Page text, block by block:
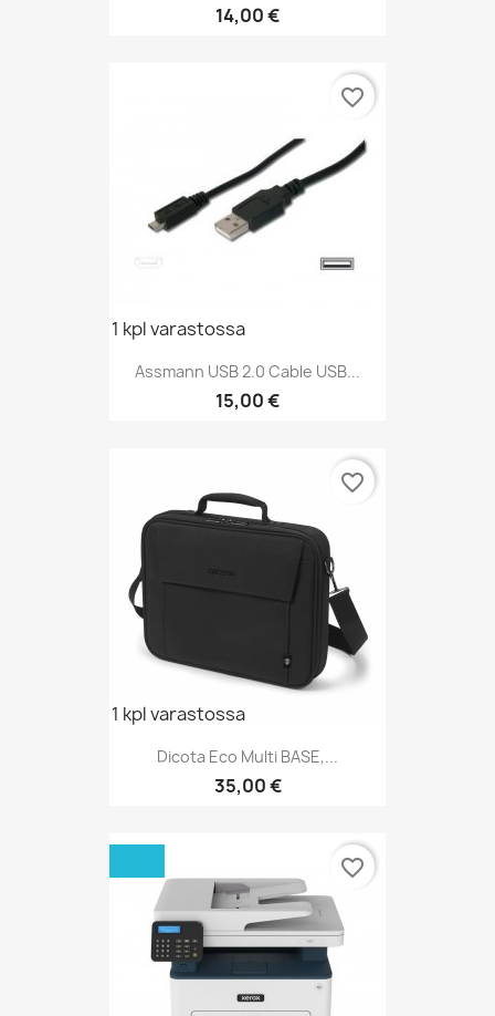
Hinta
14,00 €
1 kpl varastossa
Assmann USB 2.0 Cable USB...
Hinta
15,00 €
favorite_border
1 kpl varastossa
Dicota Eco Multi BASE,...
Hinta
35,00 €
favorite_border
favorite_border